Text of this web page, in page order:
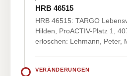
HRB 46515
HRB 46515: TARGO
Hilden, ProACTIV-Platz 1,
erloschen: Lehmann, Peter,
VERÄNDERUNGEN